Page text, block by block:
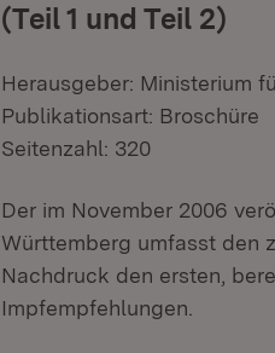
(Teil 1 und Teil 2)
Herausgeber: Ministerium
Publikationsart: Broschüre
Seitenzahl: 320
Der im November 2006
Württemberg umfasst den
Nachdruck den ersten,
Impfempfehlungen.